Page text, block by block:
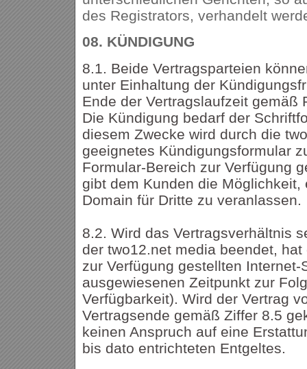
des Registrators, verhandelt
08. KÜNDIGUNG
8.1. Beide Vertragsparteien
unter Einhaltung der
Ende der Vertragslaufzeit gemäß
Die Kündigung bedarf der
diesem Zwecke wird durch die
geeignetes Kündigungsformular
Formular-Bereich zur Verfügung
gibt dem Kunden die Möglichkeit,
Domain für Dritte zu veranlassen.
8.2. Wird das Vertragsverhältnis
der two12.net media beendet,
zur Verfügung gestellten Internet-
ausgewiesenen Zeitpunkt zur
Verfügbarkeit). Wird der Vertrag
Vertragsende gemäß Ziffer 8.5
keinen Anspruch auf eine
bis dato entrichteten Entgeltes.